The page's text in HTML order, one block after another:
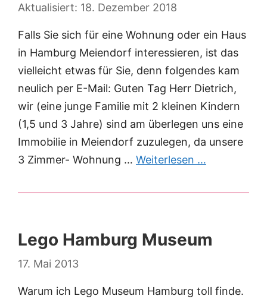
18. Dezember 2018
Falls Sie sich für eine Wohnung oder ein Haus
in Hamburg Meiendorf interessieren, ist das
vielleicht etwas für Sie, denn folgendes kam
neulich per E-Mail: Guten Tag Herr Dietrich,
wir (eine junge Familie mit 2 kleinen Kindern
(1,5 und 3 Jahre) sind am überlegen uns eine
Immobilie in Meiendorf zuzulegen, da unsere
3 Zimmer- Wohnung … Weiterlesen …
Lego Hamburg Museum
17. Mai 2013
Warum ich Lego Museum Hamburg toll finde.